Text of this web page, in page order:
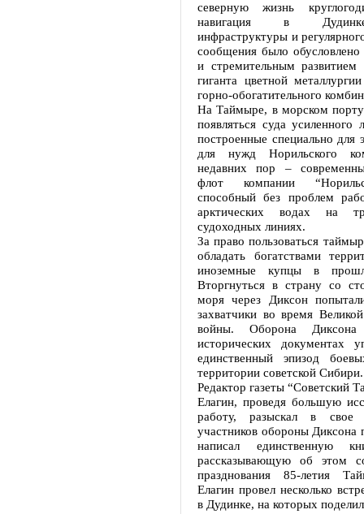
северную жизнь
навигация в
инфраструктуры и
сообщения было обусловлено
и стремительным развитием
гиганта цветной
горно-обогатительного
На Таймыре, в морском
появляться суда усиленного
построенные специально для
для нужд Норильского
недавних пор –
флот компании
способный без проблем
арктических водах на
судоходных линиях.
За право пользоваться
обладать богатствами
иноземные купцы в
Вторгнуться в страну со
моря через Диксон
захватчики во время
войны. Оборона
исторических документах
единственный эпизод
территории советской Сибири.
Редактор газеты “Советский
Елагин, проведя большую
работу, разыскал в свое
участников обороны Диксона
написал единственную
рассказывающую об этом
празднования 85-летия
Елагин провел несколько
в Дудинке, на которых